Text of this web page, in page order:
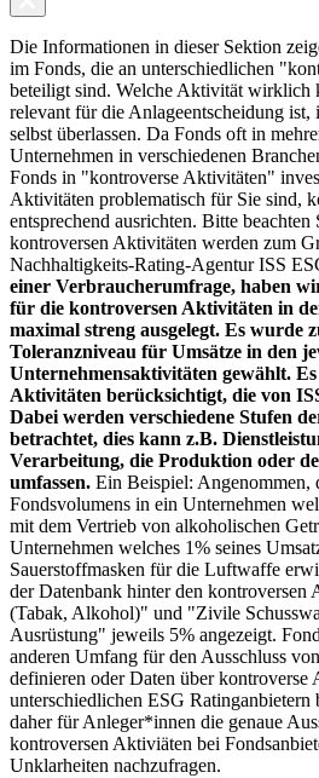
Die Informationen in dieser Sektion
im Fonds, die an unterschiedlichen
beteiligt sind. Welche Aktivität wirklich
relevant für die Anlageentscheidung ist,
selbst überlassen. Da Fonds oft in
Unternehmen in verschiedenen
Fonds in "kontroverse Aktivitäten"
Aktivitäten problematisch für Sie sind,
entsprechend ausrichten. Bitte
kontroversen Aktivitäten werden zum
Nachhaltigkeits-Rating-Agentur ISS
einer Verbraucherumfrage, haben
für die kontroversen Aktivitäten in
maximal streng ausgelegt. Es wurde
Toleranzniveau für Umsätze in den
Unternehmensaktivitäten gewählt.
Aktivitäten berücksichtigt, die von
Dabei werden verschiedene Stufen
betrachtet, dies kann z.B.
Verarbeitung, die Produktion oder
umfassen. Ein Beispiel: Angenommen,
Fondsvolumens in ein Unternehmen
mit dem Vertrieb von alkoholischen
Unternehmen welches 1% seines
Sauerstoffmasken für die Luftwaffe
der Datenbank hinter den kontroversen
(Tabak, Alkohol)" und "Zivile
Ausrüstung" jeweils 5% angezeigt.
anderen Umfang für den Ausschluss
definieren oder Daten über kontroverse
unterschiedlichen ESG Ratinganbietern
daher für Anleger*innen die genaue
kontroversen Aktiviäten bei
Unklarheiten nachzufragen.